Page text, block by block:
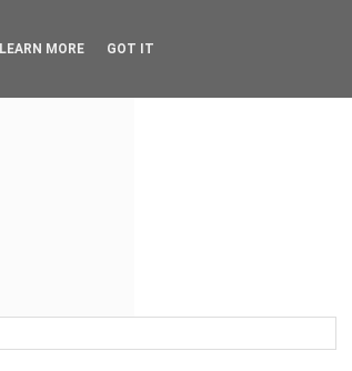
LEARN MORE GOT IT